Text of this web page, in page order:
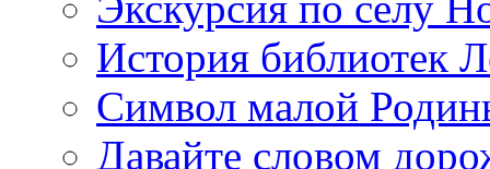
История библиотек
Символ малой
Давайте словом